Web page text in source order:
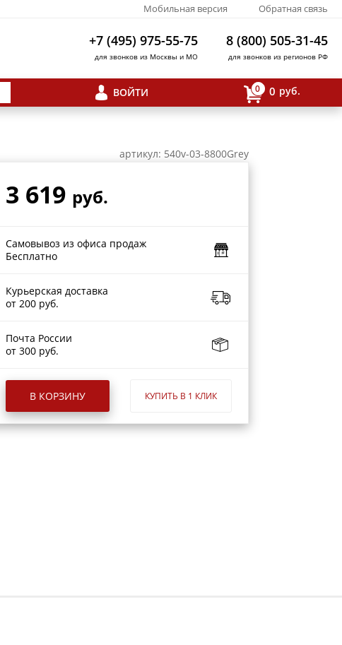
Мобильная версия Обратная связь
+7 (495) 975-55-75
для звонков из Москвы и МО
8 (800) 505-31-45
для звонков из регионов РФ
ВОЙТИ 0 0 руб.
артикул: 540v-03-8800Grey
3 619 руб.
Самовывоз из офиса продаж
Бесплатно
Курьерская доставка
от 200 руб.
Почта России
от 300 руб.
В КОРЗИНУ КУПИТЬ В 1 КЛИК